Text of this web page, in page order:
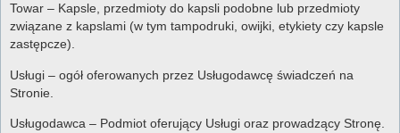
Towar – Kapsle, przedmioty do kapsli podobne lub przedmioty
związane z kapslami (w tym tampodruki, owijki, etykiety czy kapsle
zastępcze).
Usługi – ogół oferowanych przez Usługodawcę świadczeń na
Stronie.
Usługodawca – Podmiot oferujący Usługi oraz prowadzący Stronę.